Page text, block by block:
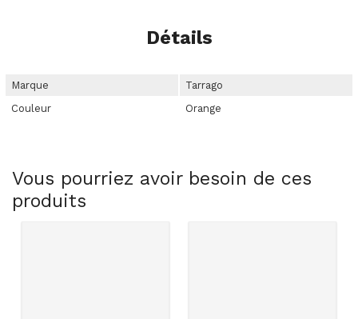
Détails
Marque
Tarrago
Couleur
Orange
Vous pourriez avoir besoin de ces
produits